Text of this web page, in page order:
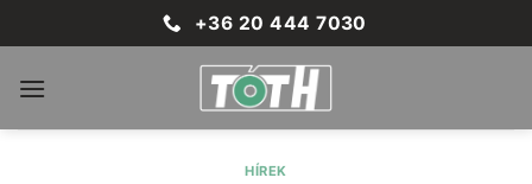
to
+36 20 444 7030
HÍREK